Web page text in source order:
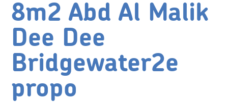
8m2 Abd Al Malik
Dee Dee
Bridgewater2e
propo